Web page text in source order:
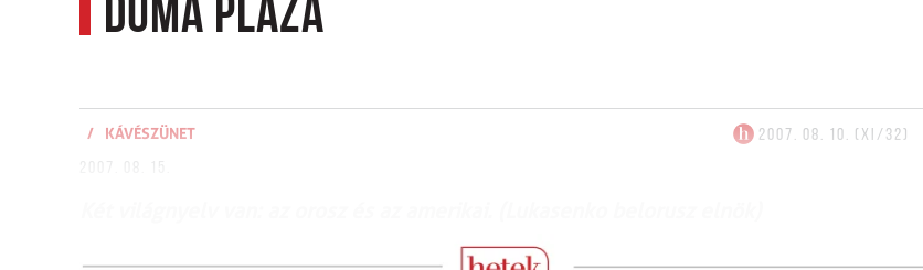
Duma Pláza
/ KÁVÉSZÜNET
2007. 08. 10. (XI/32)